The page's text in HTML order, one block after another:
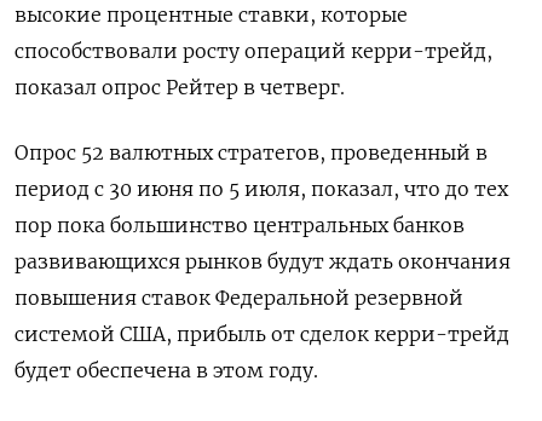
высокие процентные ставки, которые
способствовали росту операций керри-трейд,
показал опрос Рейтер в четверг.
Опрос 52 валютных стратегов, проведенный в
период с 30 июня по 5 июля, показал, что до тех
пор пока большинство центральных банков
развивающихся рынков будут ждать окончания
повышения ставок Федеральной резервной
системой США, прибыль от сделок керри-трейд
будет обеспечена в этом году.